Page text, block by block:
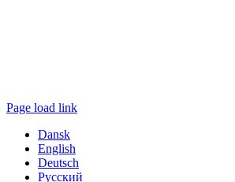
Page load link
Dansk
English
Deutsch
Русский